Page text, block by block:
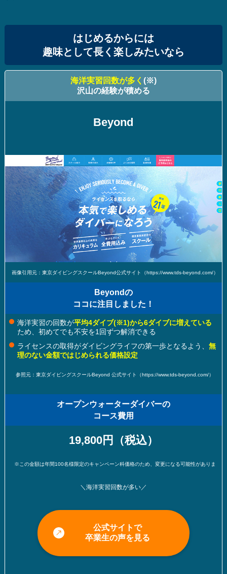
はじめるからには
趣味として長く楽しみたいなら
海洋実習回数が多く (※)
沢山の経験が積める
Beyond
画像引用元：東京ダイビングスクールBeyond公式サイト（https://www.tds-beyond.com/）
Beyondの
ココに注目しました！
海洋実習の回数が平均4ダイブ(※1)から6ダイブに増えている
ため、初めてでも不安を1回ずつ解消できる
ライセンスの取得がダイビングライフの第一歩となるよう、 無
理のない金額ではじめられる価格設定
参照元：東京ダイビングスクールBeyond 公式サイト（https://www.tds-beyond.com/）
オープンウォーターダイバーの
コース費用
19,800円（税込）
※この金額は年間100名様限定のキャンペーン科価格のため、変更になる可能性がありま
＼海洋実習回数が多い／
公式サイトで
卒業生の声を見る